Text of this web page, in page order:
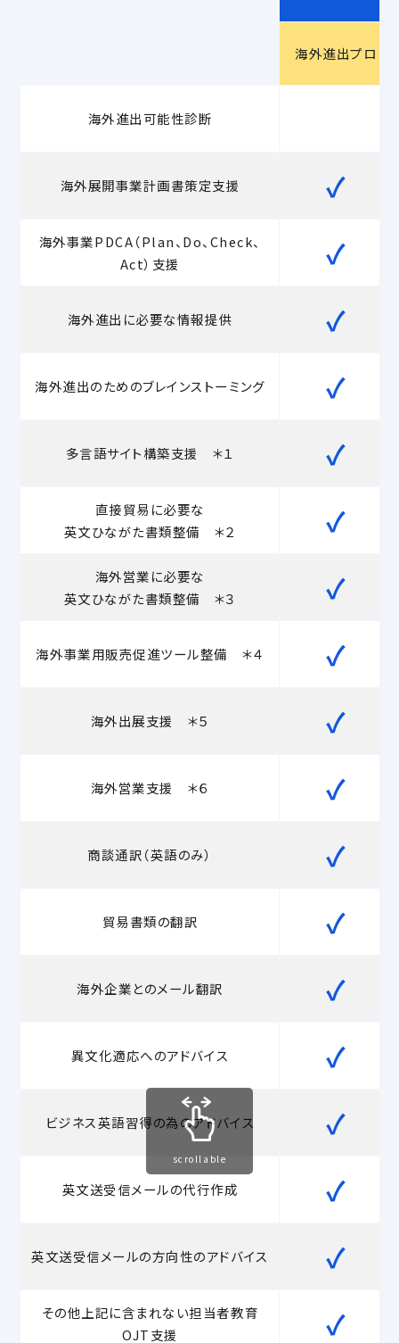
海外進出プロ
海外進出可能性診断
海外展開事業計画書策定支援 ✓
海外事業PDCA（Plan、Do、Check、
Act）支援
✓
海外進出に必要な情報提供 ✓
海外進出のためのブレインストーミング ✓
多言語サイト構築支援 ＊１ ✓
直接貿易に必要な
英文ひながた書類整備 ＊２
✓
海外営業に必要な
英文ひながた書類整備 ＊３
✓
海外事業用販売促進ツール整備 ＊４ ✓
海外出展支援 ＊５ ✓
海外営業支援 ＊６ ✓
商談通訳（英語のみ） ✓
貿易書類の翻訳 ✓
海外企業とのメール翻訳 ✓
異文化適応へのアドバイス ✓
ビジネス英語習得の為のアドバイス ✓
英文送受信メールの代行作成 ✓
英文送受信メールの方向性のアドバイス ✓
その他上記に含まれない担当者教育
OJT支援
✓
scrollable